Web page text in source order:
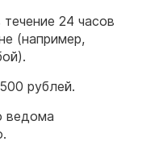
24 часов
(например,
рублей.
ведома